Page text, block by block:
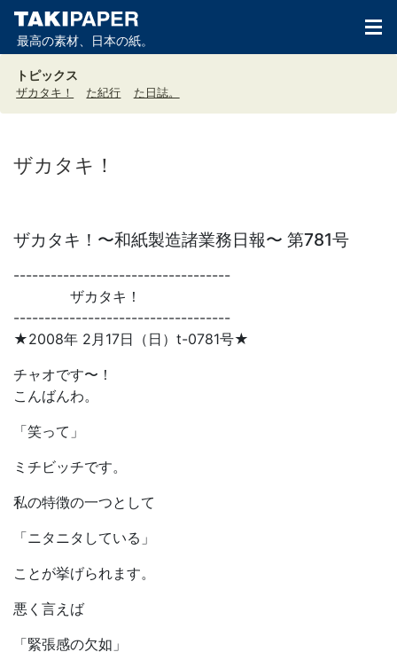
最高の素材、日本の紙。
トピックス
ザカタキ！ た紀行 た日誌。
ザカタキ！
ザカタキ！〜和紙製造諸業務日報〜 第781号
-----------------------------------
ザカタキ！
-----------------------------------
★2008年 2月17日（日）t-0781号★
チャオです〜！
こんばんわ。
「笑って」
ミチビッチです。
私の特徴の一つとして
「ニタニタしている」
ことが挙げられます。
悪く言えば
「緊張感の欠如」